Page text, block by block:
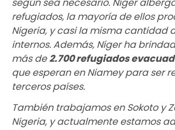
según sea necesario. Níger
refugiados, la mayoría de ellos
Nigeria, y casi la misma cantidad
internos. Además, Níger ha
más de2.700 refugiados
que esperan en Niamey para ser
terceros países.
También trabajamos en Sokoto y
Nigeria, y actualmente estamos